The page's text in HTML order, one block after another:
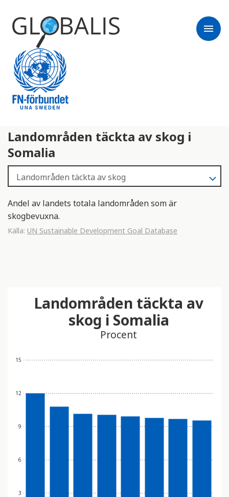
menu
Landområden täckta av skog i
Somalia
Andel av landets totala landområden som är
skogbevuxna.
Källa: UN Sustainable Development Goal Database
3
6
9
12
15
Landområden täckta av
skog i Somalia
Procent